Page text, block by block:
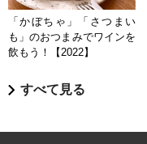
「かぼちゃ」「さつまい
も」のおつまみでワインを
飲もう！【2022】
すべて見る